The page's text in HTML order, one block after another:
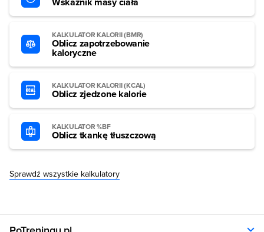
Wskaźnik masy ciała
KALKULATOR KALORII (BMR)
Oblicz zapotrzebowanie
kaloryczne
KALKULATOR KALORII (KCAL)
Oblicz zjedzone kalorie
KALKULATOR %BF
Oblicz tkankę tłuszczową
Sprawdź wszystkie kalkulatory